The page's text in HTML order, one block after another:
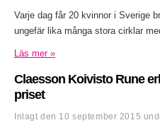
Varje dag får 20 kvinnor i Sverige
ungefär lika många stora cirklar
Läs mer »
Claesson Koivisto Rune
priset
Inlagt den 10 september 2015